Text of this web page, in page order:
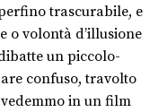
trascurabile, e
o volontà d’illusione
un piccolo-
confuso, travolto
in un film